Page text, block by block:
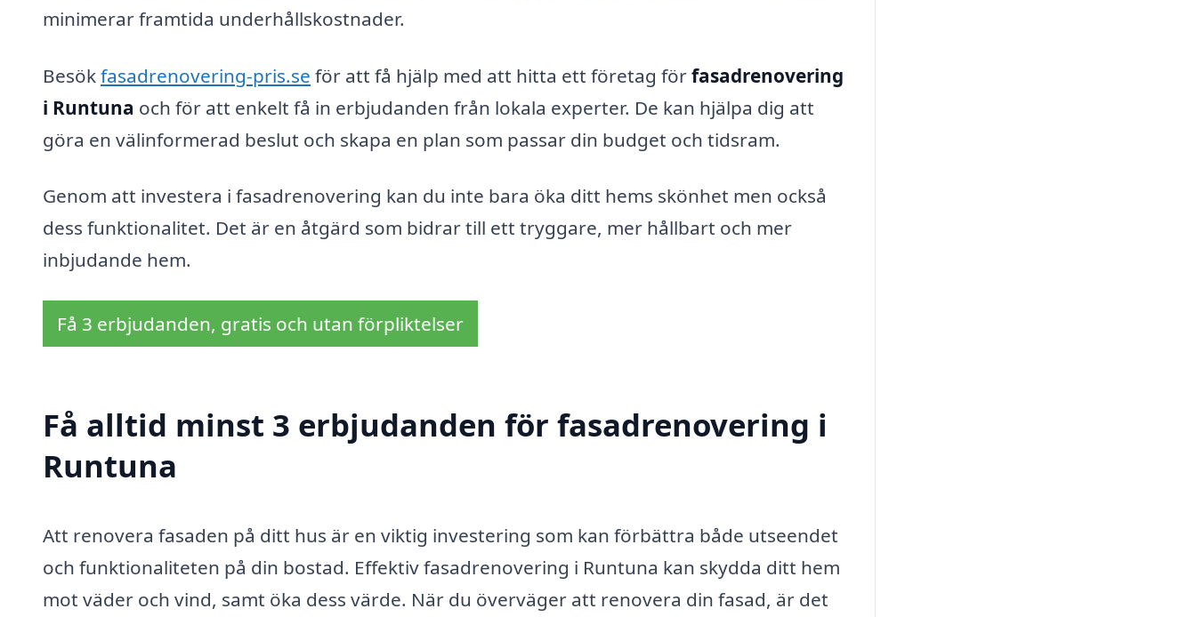
minimerar framtida underhållskostnader.
Besökfasadrenovering-pris.se för att få hjälp med att hitta ett företag förfasadrenovering
i Runtuna och för att enkelt få in erbjudanden från lokala experter. De kan hjälpa dig att
göra en välinformerad beslut och skapa en plan som passar din budget och tidsram.
Genom att investera i fasadrenovering kan du inte bara öka ditt hems skönhet men också
dess funktionalitet. Det är en åtgärd som bidrar till ett tryggare, mer hållbart och mer
inbjudande hem.
Få 3 erbjudanden, gratis och utan förpliktelser
Få alltid minst 3 erbjudanden för fasadrenovering i
Runtuna
Att renovera fasaden på ditt hus är en viktig investering som kan förbättra både utseendet
och funktionaliteten på din bostad. Effektiv fasadrenovering i Runtuna kan skydda ditt hem
mot väder och vind, samt öka dess värde. När du överväger att renovera din fasad, är det